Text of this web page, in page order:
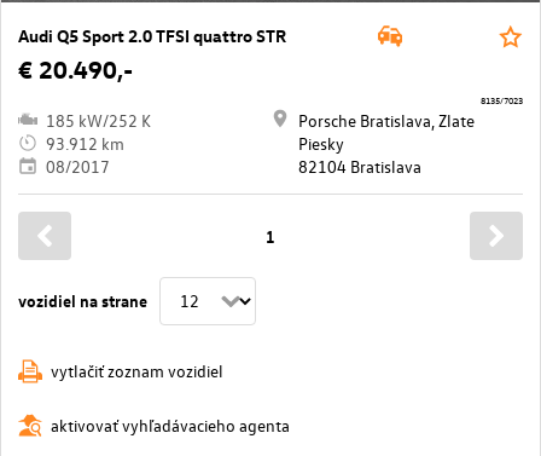
Audi Q5 Sport 2.0 TFSI quattro STR
€ 20.490,-
185 kW/252 K
93.912 km
08/2017
Porsche Bratislava, Zlate
Piesky
82104 Bratislava
8135/7023
vozidiel na strane
1
vytlačiť zoznam vozidiel
aktivovať vyhľadávacieho agenta